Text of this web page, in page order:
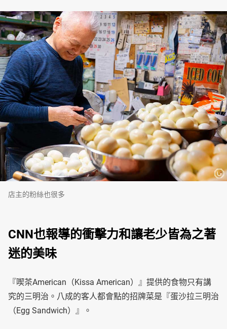
店主的粉絲也很多
CNN也報導的衝擊力和讓老少皆為之著
迷的美味
『喫茶American（Kissa American）』提供的食物只有講
究的三明治。八成的客人都會點的招牌菜是『蛋沙拉三明治
（Egg Sandwich）』。